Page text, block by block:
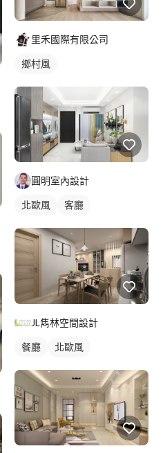
里禾國際有限公司
鄉村風
圓明室內設計
北歐風 客廳
JL雋林空間設計
餐廳 北歐風